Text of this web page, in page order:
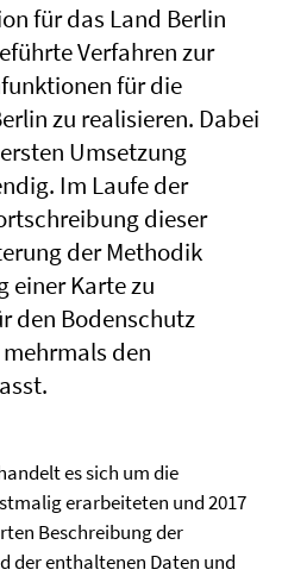
für das Land Berlin
Verfahren zur
für die
zu realisieren. Dabei
Umsetzung
Im Laufe der
dieser
der Methodik
einer Karte zu
den Bodenschutz
den
es sich um die
erarbeiteten und 2017
Beschreibung der
der enthaltenen Daten und